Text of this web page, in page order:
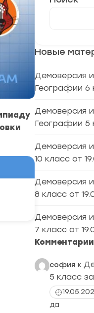
Новые
Демоверсия
Географии 6
Демоверсия
Географии 5
Демоверсия
10 класс от
Демоверсия
8 класс от
Демоверсия
7 класс от
Комментарии
софия к
5 класс
да